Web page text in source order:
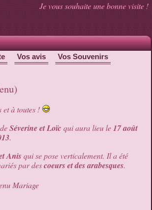
Je vous souhaite une bonne visite !
Vos avis Vos Souvenirs
et à toutes !
Séverine et Loïcqui aura lieu le17 août
.
Anisqui se pose verticalement. Il a été
par descoeurs et des arabesques.